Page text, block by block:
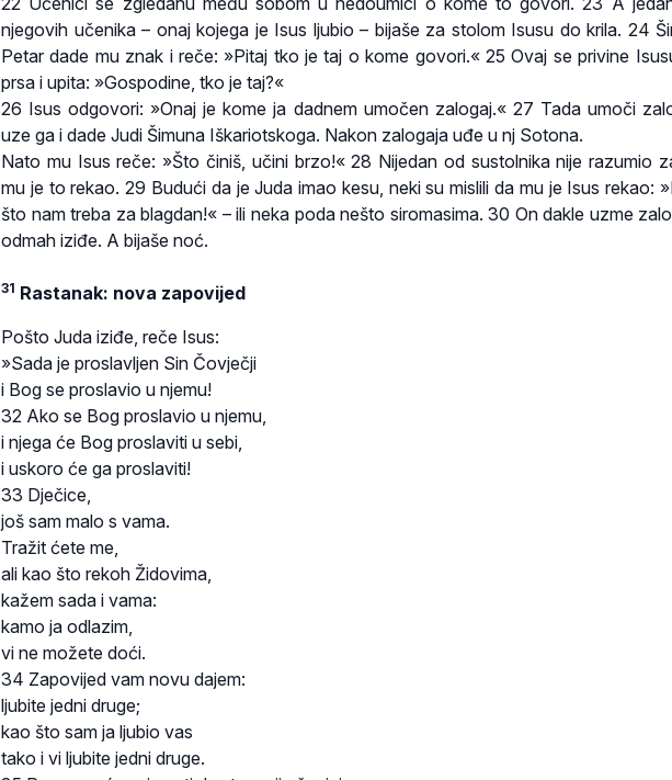
njegovih učenika – onaj kojega je Isus ljubio – bijaše za stolom Isusu do krila. 24
Petar dade mu znak i reče: »Pitaj tko je taj o kome govori.« 25 Ovaj se privine
prsa i upita: »Gospodine, tko je taj?«
26 Isus odgovori: »Onaj je kome ja dadnem umočen zalogaj.« 27 Tada umoči
uze ga i dade Judi Šimuna Iškariotskoga. Nakon zalogaja uđe u nj Sotona.
Nato mu Isus reče: »Što činiš, učini brzo!« 28 Nijedan od sustolnika nije razumio
mu je to rekao. 29 Budući da je Juda imao kesu, neki su mislili da mu je Isus rekao:
što nam treba za blagdan!« – ili neka poda nešto siromasima. 30 On dakle uzme
odmah iziđe. A bijaše noć.
31 Rastanak: nova zapovijed
Pošto Juda iziđe, reče Isus:
»Sada je proslavljen Sin Čovječji
i Bog se proslavio u njemu!
32 Ako se Bog proslavio u njemu,
i njega će Bog proslaviti u sebi,
i uskoro će ga proslaviti!
33 Dječice,
još sam malo s vama.
Tražit ćete me,
ali kao što rekoh Židovima,
kažem sada i vama:
kamo ja odlazim,
vi ne možete doći.
34 Zapovijed vam novu dajem:
ljubite jedni druge;
kao što sam ja ljubio vas
tako i vi ljubite jedni druge.